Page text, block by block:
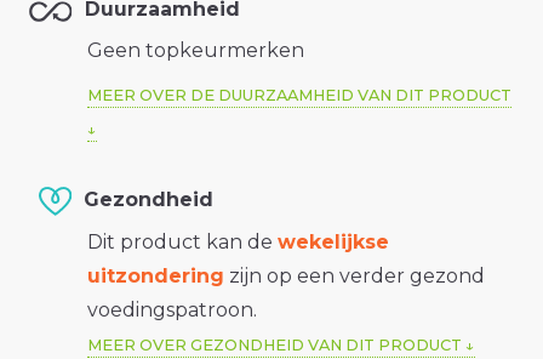
Duurzaamheid
Geen topkeurmerken
MEER OVER DE DUURZAAMHEID VAN DIT PRODUCT
Gezondheid
Dit product kan de wekelijkse
uitzondering zijn op een verder gezond
voedingspatroon.
MEER OVER GEZONDHEID VAN DIT PRODUCT